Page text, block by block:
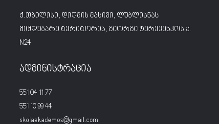
ქ.თბილისი, დიღმის მასივი, ლუბლიანას
მიმდებარე ტერიტორია, გიორგი ტერევენკოს ქ.
N24
ადმინისტრაცია
551 04 11 77
551 10 99 44
skolaakademos@gmail.com